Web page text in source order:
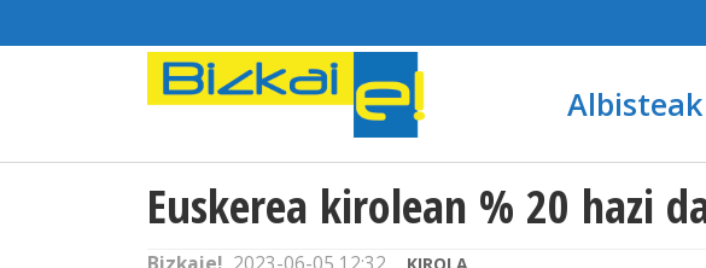
Albisteak
Euskerea kirolean % 20 hazi